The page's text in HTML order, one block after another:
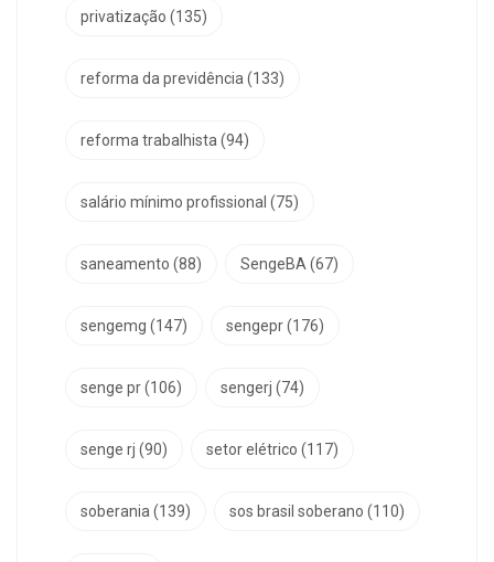
privatização (135)
reforma da previdência (133)
reforma trabalhista (94)
salário mínimo profissional (75)
saneamento (88) SengeBA (67)
sengemg (147) sengepr(176)
senge pr(106) sengerj (74)
senge rj (90) setor elétrico (117)
soberania (139) sos brasil soberano (110)